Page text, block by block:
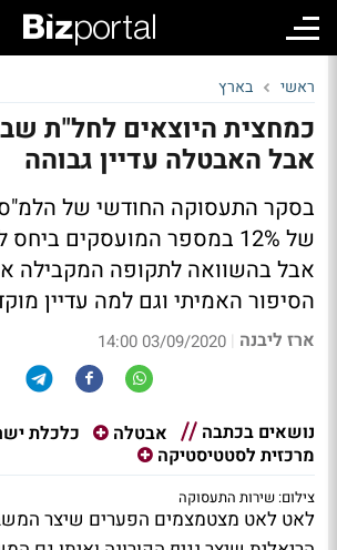
ראשי בארץ
כמחצית היוצאים לחל"ת
אבל האבטלה עדיין גבוהה
בסקר התעסוקה החודשי של
של 12% במספר המועסקים
אבל בהשוואה לתקופה המקבילה
הסיפור האמיתי וגם למה עדיין
ארז ליבנה |
03/09/2020 14:00
נושאים בכתבה אבטלה כלכלת
מרכזית לסטטיסטיקה
צילום: שירות התעסוקה
לאט לאט מצטמצמים הפערים שיצר